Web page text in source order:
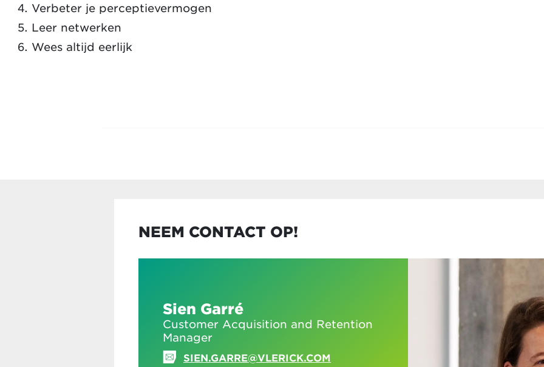
Verbeter je perceptievermogen
Leer netwerken
Wees altijd eerlijk
NEEM CONTACT OP!
Sien Garré
Customer Acquisition and Retention
Manager
SIEN.GARRE@VLERICK.COM